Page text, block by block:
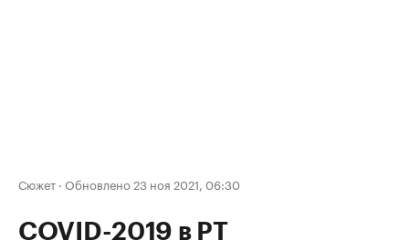
Сюжет · Обновлено 23 ноя 2021, 06:30
COVID-2019 в РТ